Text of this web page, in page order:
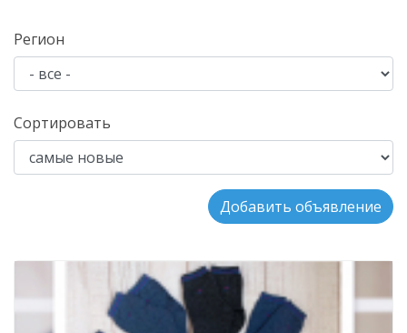
Регион
Сортировать
Добавить объявление